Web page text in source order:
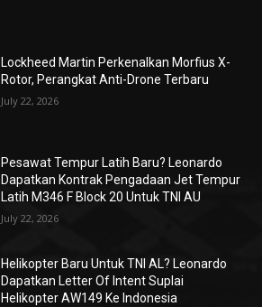
Lockheed Martin Perkenalkan Morfius X-
Rotor, Perangkat Anti-Drone Terbaru
July 22, 2026
Pesawat Tempur Latih Baru? Leonardo
Dapatkan Kontrak Pengadaan Jet Tempur
Latih M346 F Block 20 Untuk TNI AU
July 22, 2026
Helikopter Baru Untuk TNI AL? Leonardo
Dapatkan Letter Of Intent Suplai
Helikopter AW149 Ke Indonesia